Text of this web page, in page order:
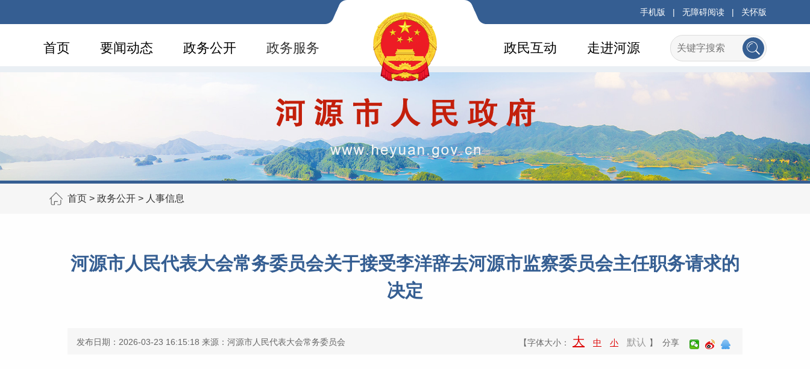
手机版 | 无障碍阅读 | 关怀版
首页 要闻动态 政务公开 政务服务 走进河源
政民互动
首页 > 政务公开 > 人事信息
河源市人民代表大会常务委员会关于接受李洋辞去河源市监察委员会主任职务请求的
决定
发布日期：2026-03-23 16:15:18 来源：河源市人民代表大会常务委员会 【字体大小： 大 中 小 默认 】 分享